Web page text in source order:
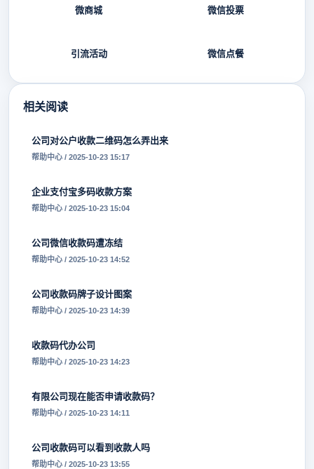
微商城 微信投票
引流活动 微信点餐
相关阅读
公司对公户收款二维码怎么弄出来
帮助中心 / 2025-10-23 15:17
企业支付宝多码收款方案
帮助中心 / 2025-10-23 15:04
公司微信收款码遭冻结
帮助中心 / 2025-10-23 14:52
公司收款码牌子设计图案
帮助中心 / 2025-10-23 14:39
收款码代办公司
帮助中心 / 2025-10-23 14:23
有限公司现在能否申请收款码？
帮助中心 / 2025-10-23 14:11
公司收款码可以看到收款人吗
帮助中心 / 2025-10-23 13:55